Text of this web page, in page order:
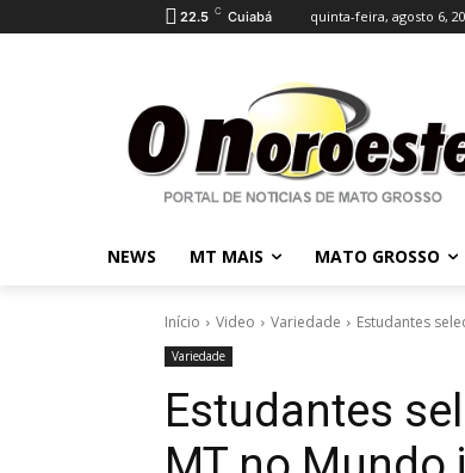
22.5 C Cuiabá quinta-feira, agosto 6,
NEWS MT MAIS MATO GROSSO
Início Video Variedade Estudantes
Variedade
Estudantes